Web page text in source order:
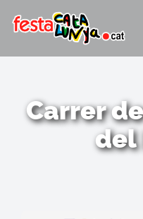
Carrer
del